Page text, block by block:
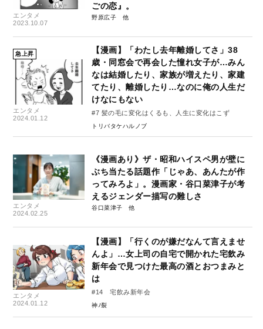
エンタメ
2023.10.07
ごの恋』。
野原広子
急上昇
エンタメ
2024.01.12
【漫画】「わたし去年離婚してさ」38
歳・同窓会で再会した憧れ女子が…みん
なは結婚したり、家族が増えたり、家建
てたり、離婚したり…なのに俺の人生だ
けなにもない
#7 髪の毛に変化はくるも、人生に変化はこず
トリバタケハルノブ
エンタメ
2024.02.25
《漫画あり》ザ・昭和ハイスペ男が壁に
ぶち当たる話題作「じゃあ、あんたが作
ってみろよ」。漫画家・谷口菜津子が考
えるジェンダー描写の難しさ
谷口菜津子
エンタメ
2024.01.12
【漫画】「行くのが嫌だなんて言えませ
んよ」…女上司の自宅で開かれた宅飲み
新年会で見つけた最高の酒とおつまみと
は
#14 宅飲み新年会
神ﾉ裂